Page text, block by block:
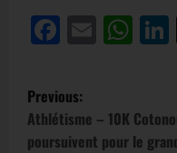
Email
Previous:
Athlétisme – 10K
poursuivent pour le